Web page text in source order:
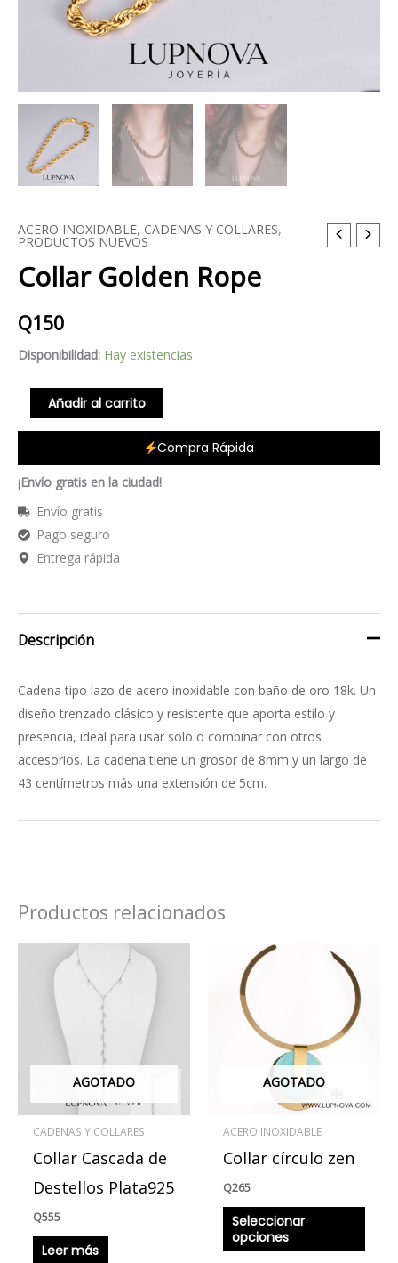
ACERO INOXIDABLE, CADENAS Y COLLARES,
PRODUCTOS NUEVOS
Collar Golden Rope
Q150
Disponibilidad: Hay existencias
Collar
Rope
Añadir al carrito
Compra Rápida
¡Envío gratis en la ciudad!
Envío gratis
Pago seguro
Entrega rápida
Descripción
Cadena tipo lazo de acero inoxidable con baño de oro 18k. Un
diseño trenzado clásico y resistente que aporta estilo y
presencia, ideal para usar solo o combinar con otros
accesorios. La cadena tiene un grosor de 8mm y un largo de
43 centímetros más una extensión de 5cm.
Productos relacionados
AGOTADO
CADENAS Y COLLARES
Collar Cascada de
Destellos Plata925
Q555
Leer más
AGOTADO
ACERO INOXIDABLE
Collar círculo zen
Q265
Seleccionar
opciones
la
de